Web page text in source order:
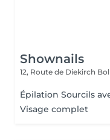
Shownails
12, Route de Diekirch
Épilation Sourcils
Visage complet